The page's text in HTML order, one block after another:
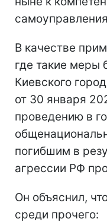
В качестве
где такие
Киевского
от 30 января
проведению в
погибшим в
агрессии РФ
Он объяснил,
среди прочего: